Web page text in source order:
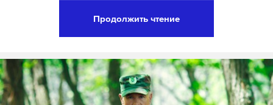
возврат полуострова в состав России, итогом чего
станет проведение референдума по этому
вопросу», — сообщил кандидат в соцсети. Барсик
Продолжить чтение